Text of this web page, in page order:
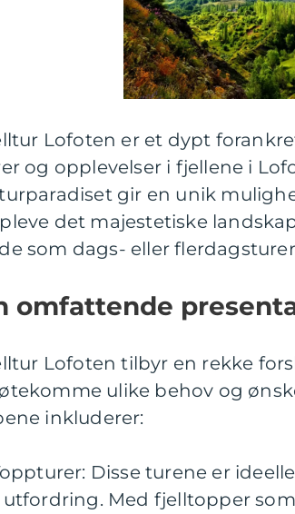
Lofoten er et dypt
og opplevelser i fjellene i
gir en unik
det majestetiske
som dags- eller
omfattende
Lofoten tilbyr en rekke
ulike behov og
inkluderer:
Disse turene er
utfordring. Med fjelltopper